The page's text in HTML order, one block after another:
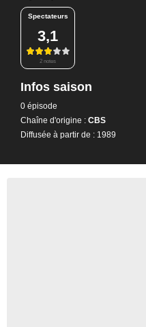
Spectateurs
3,1
2 notes
Infos saison
0 épisode
Chaîne d'origine : CBS
Diffusée à partir de : 1989